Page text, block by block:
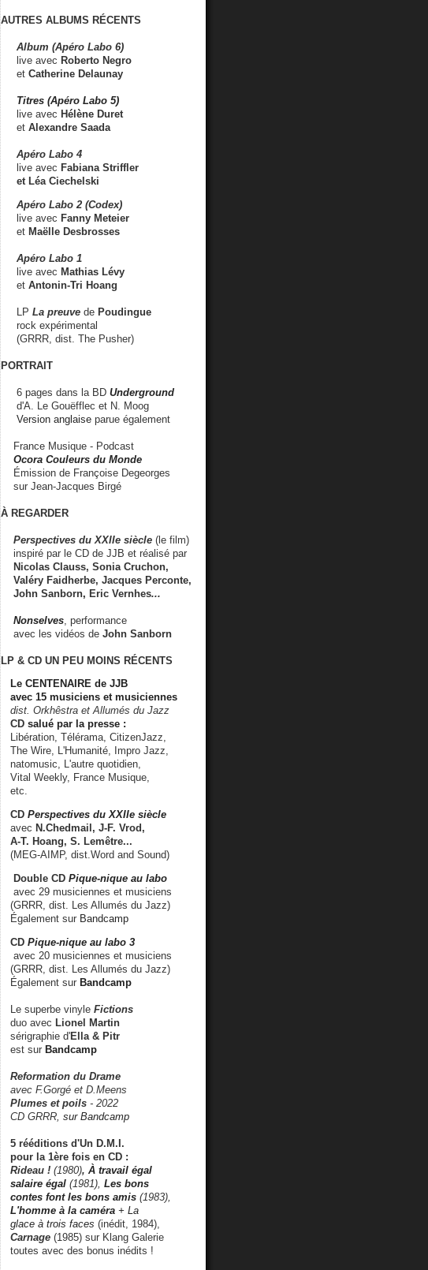
AUTRES ALBUMS RÉCENTS
Album (Apéro Labo 6)
live avec Roberto Negro
et Catherine Delaunay
Titres (Apéro Labo 5)
live avec Hélène Duret
et Alexandre Saada
Apéro Labo 4
live avec Fabiana Striffler
et Léa Ciechelski
Apéro Labo 2 (Codex)
live avec Fanny Meteier
et Maëlle Desbrosses
Apéro Labo 1
live avec Mathias Lévy
et Antonin-Tri Hoang
LP La preuve de Poudingue
rock expérimental
(GRRR, dist. The Pusher)
PORTRAIT
6 pages dans la BD Underground
d'A. Le Gouëfflec et N. Moog
Version anglaise parue également
France Musique - Podcast
Ocora Couleurs du Monde
Émission de Françoise Degeorges
sur Jean-Jacques Birgé
À REGARDER
Perspectives du XXIIe siècle (le film)
inspiré par le CD de JJB et réalisé par
Nicolas Clauss, Sonia Cruchon,
Valéry Faidherbe, Jacques Perconte,
John Sanborn, Eric Vernhes...
Nonselves , performance
avec les vidéos de John Sanborn
LP & CD UN PEU MOINS RÉCENTS
Le CENTENAIRE de JJB
avec 15 musiciens et musiciennes
dist. Orkhêstra et Allumés du Jazz
CD salué par la presse :
Libération, Télérama, CitizenJazz,
The Wire, L'Humanité, Impro Jazz,
natomusic, L'autre quotidien,
Vital Weekly, France Musique,
etc.
CD Perspectives du XXIIe siècle
avec N.Chedmail, J-F. Vrod,
A-T. Hoang, S. Lemêtre...
(MEG-AIMP, dist.Word and Sound)
Double CD Pique-nique au labo
avec 29 musiciennes et musiciens
(GRRR, dist. Les Allumés du Jazz)
Également sur Bandcamp
CD Pique-nique au labo 3
avec 20 musiciennes et musiciens
(GRRR, dist. Les Allumés du Jazz)
Également sur Bandcamp
Le superbe vinyle Fictions
duo avec Lionel Martin
sérigraphie d'Ella & Pitr
est sur Bandcamp
Reformation du Drame
avec F.Gorgé et D.Meens
Plumes et poils - 2022
CD GRRR, sur Bandcamp
5 rééditions d'Un D.M.I.
pour la 1ère fois en CD :
Rideau ! (1980), À travail égal
salaire égal (1981), Les bons
contes font les bons amis (1983),
L'homme à la caméra + La
glace à trois faces (inédit, 1984),
Carnage (1985) sur Klang Galerie
toutes avec des bonus inédits !